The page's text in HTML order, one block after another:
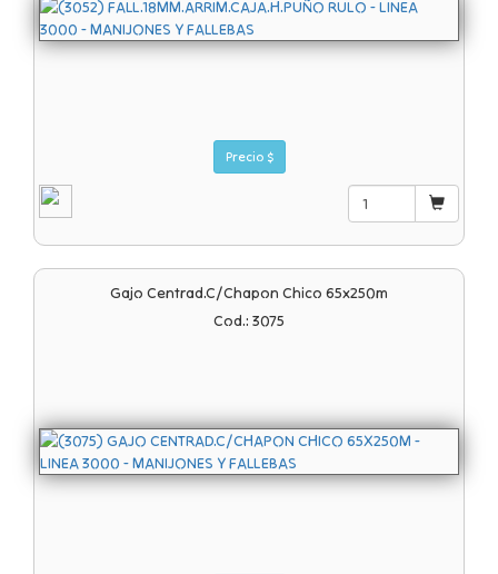
Precio $
Gajo Centrad.c/chapon Chico 65x250m
Cod.: 3075